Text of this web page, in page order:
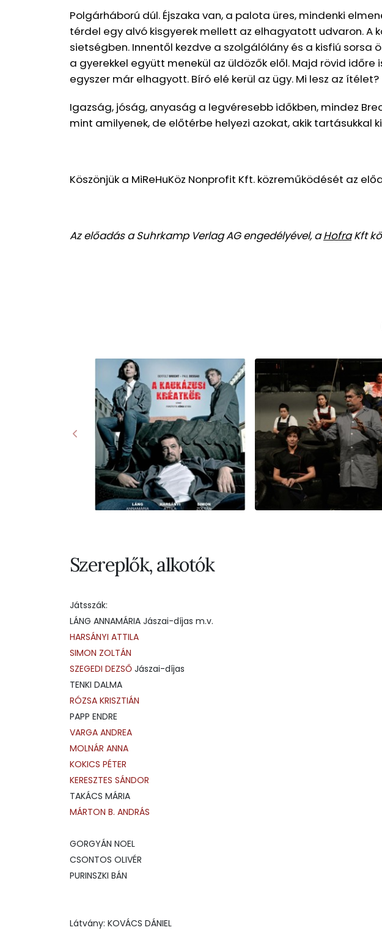
Polgárháború dúl. Éjszaka van, a palota üres, mindenki
térdel egy alvó kisgyerek mellett az elhagyatott udvaron.
sietségben. Innentől kezdve a szolgálólány és a kisfiú sorsa
a gyerekkel együtt menekül az üldözők elől. Majd rövid
egyszer már elhagyott. Bíró elé kerül az ügy. Mi lesz az ítélet?
Igazság, jóság, anyaság a legvéresebb időkben, mindez
mint amilyenek, de előtérbe helyezi azokat, akik tartásukkal
Köszönjük a MiReHuKöz Nonprofit Kft. közreműködését az
Az előadás a Suhrkamp Verlag AG engedélyével, aHofraKft
Szereplők, alkotók
Játsszák:
LÁNG ANNAMÁRIA Jászai-díjas m.v.
HARSÁNYI ATTILA
SIMON ZOLTÁN
SZEGEDI DEZSŐ Jászai-díjas
TENKI DALMA
RÓZSA KRISZTIÁN
PAPP ENDRE
VARGA ANDREA
MOLNÁR ANNA
KOKICS PÉTER
KERESZTES SÁNDOR
TAKÁCS MÁRIA
MÁRTON B. ANDRÁS
GORGYÁN NOEL
CSONTOS OLIVÉR
PURINSZKI BÁN
Látvány: KOVÁCS DÁNIEL